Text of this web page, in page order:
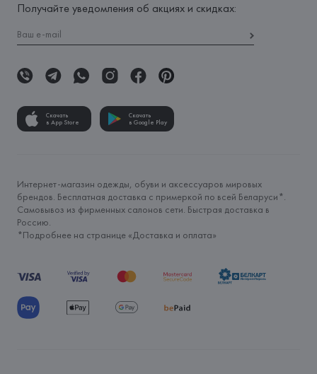
Получайте уведомления об акциях и скидках:
Скачать
в App Store
Скачать
в Google Play
Интернет-магазин одежды, обуви и аксессуаров мировых
брендов. Бесплатная доставка с примеркой по всей Беларуси*.
Самовывоз из фирменных салонов сети. Быстрая доставка в
Россию.
*Подробнее на странице «Доставка и оплата»